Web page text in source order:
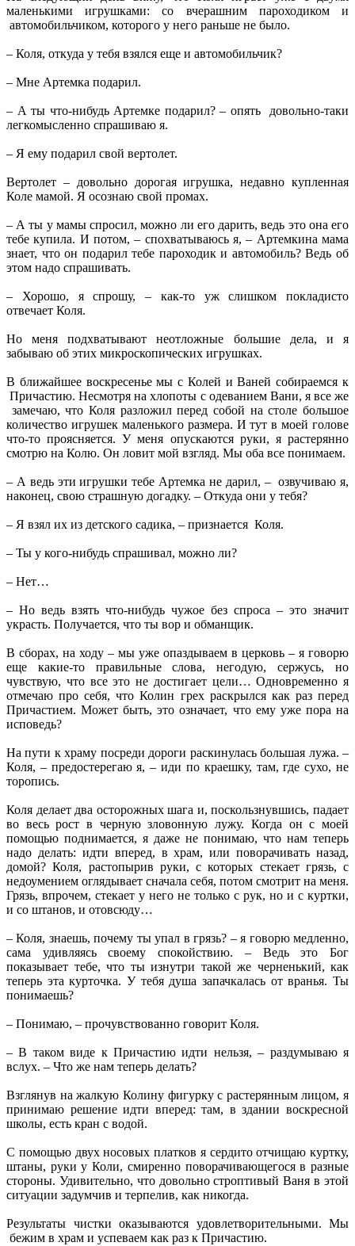
маленькими игрушками: со вчерашним пароходиком и
автомобильчиком, которого у него раньше не было.
– Коля, откуда у тебя взялся еще и автомобильчик?
– Мне Артемка подарил.
– А ты что-нибудь Артемке подарил? – опять довольно-таки
легкомысленно спрашиваю я.
– Я ему подарил свой вертолет.
Вертолет – довольно дорогая игрушка, недавно купленная
Коле мамой. Я осознаю свой промах.
– А ты у мамы спросил, можно ли его дарить, ведь это она его
тебе купила. И потом, – спохватываюсь я, – Артемкина мама
знает, что он подарил тебе пароходик и автомобиль? Ведь об
этом надо спрашивать.
– Хорошо, я спрошу, – как-то уж слишком покладисто
отвечает Коля.
Но меня подхватывают неотложные большие дела, и я
забываю об этих микроскопических игрушках.
В ближайшее воскресенье мы с Колей и Ваней собираемся к
Причастию. Несмотря на хлопоты с одеванием Вани, я все же
замечаю, что Коля разложил перед собой на столе большое
количество игрушек маленького размера. И тут в моей голове
что-то проясняется. У меня опускаются руки, я растерянно
смотрю на Колю. Он ловит мой взгляд. Мы оба все понимаем.
– А ведь эти игрушки тебе Артемка не дарил, – озвучиваю я,
наконец, свою страшную догадку. – Откуда они у тебя?
– Я взял их из детского садика, – признается Коля.
– Ты у кого-нибудь спрашивал, можно ли?
– Нет…
– Но ведь взять что-нибудь чужое без спроса – это значит
украсть. Получается, что ты вор и обманщик.
В сборах, на ходу – мы уже опаздываем в церковь – я говорю
еще какие-то правильные слова, негодую, сержусь, но
чувствую, что все это не достигает цели… Одновременно я
отмечаю про себя, что Колин грех раскрылся как раз перед
Причастием. Может быть, это означает, что ему уже пора на
исповедь?
На пути к храму посреди дороги раскинулась большая лужа. –
Коля, – предостерегаю я, – иди по краешку, там, где сухо, не
торопись.
Коля делает два осторожных шага и, поскользнувшись, падает
во весь рост в черную зловонную лужу. Когда он с моей
помощью поднимается, я даже не понимаю, что нам теперь
надо делать: идти вперед, в храм, или поворачивать назад,
домой? Коля, растопырив руки, с которых стекает грязь, с
недоумением оглядывает сначала себя, потом смотрит на меня.
Грязь, впрочем, стекает у него не только с рук, но и с куртки,
и со штанов, и отовсюду…
– Коля, знаешь, почему ты упал в грязь? – я говорю медленно,
сама удивляясь своему спокойствию. – Ведь это Бог
показывает тебе, что ты изнутри такой же черненький, как
теперь эта курточка. У тебя душа запачкалась от вранья. Ты
понимаешь?
– Понимаю, – прочувствованно говорит Коля.
– В таком виде к Причастию идти нельзя, – раздумываю я
вслух. – Что же нам теперь делать?
Взглянув на жалкую Колину фигурку с растерянным лицом, я
принимаю решение идти вперед: там, в здании воскресной
школы, есть кран с водой.
С помощью двух носовых платков я сердито отчищаю куртку,
штаны, руки у Коли, смиренно поворачивающегося в разные
стороны. Удивительно, что довольно строптивый Ваня в этой
ситуации задумчив и терпелив, как никогда.
Результаты чистки оказываются удовлетворительными. Мы
бежим в храм и успеваем как раз к Причастию.